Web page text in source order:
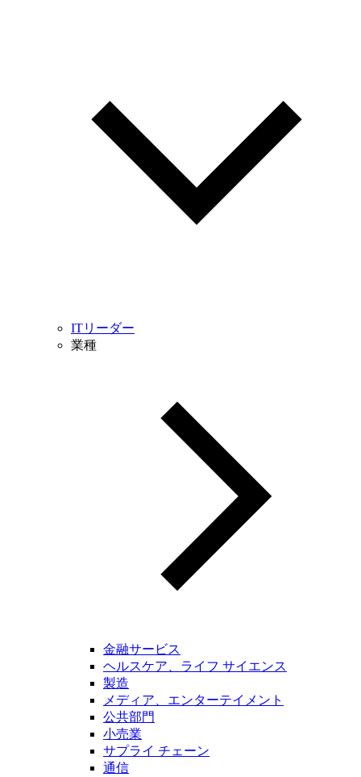
ITリーダー
業種
金融サービス
ヘルスケア、ライフ サイエンス
製造
メディア、エンターテイメント
公共部門
小売業
サプライ チェーン
通信